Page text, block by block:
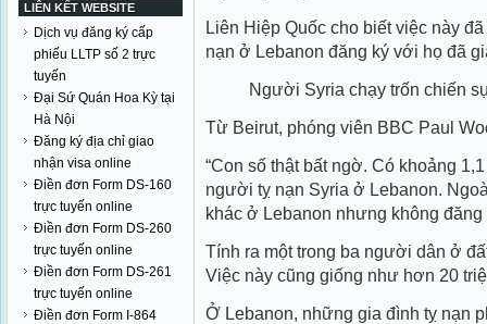
LIÊN KẾT WEBSITE
Dịch vụ đăng ký cấp
phiếu LLTP số 2 trực
tuyến
Đại Sứ Quán Hoa Kỳ tại
Hà Nội
Đăng ký địa chỉ giao
nhận visa online
Điền đơn Form DS-160
trực tuyến online
Điền đơn Form DS-260
trực tuyến online
Điền đơn Form DS-261
trực tuyến online
Điền đơn Form I-864
Liên Hiệp Quốc cho biết việc này
nạn ở Lebanon đăng ký với họ đã
Người Syria chạy trốn chiến
Từ Beirut, phóng viên BBC Paul
“Con số thật bất ngờ. Có khoảng
người tỵ nạn Syria ở Lebanon.
khác ở Lebanon nhưng không đăng
Tính ra một trong ba người dân ở
Việc này cũng giống như hơn 20
Ở Lebanon, những gia đình tỵ nạn